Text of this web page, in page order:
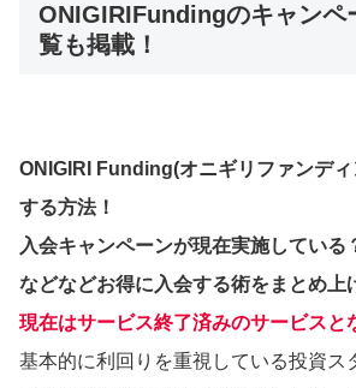
ONIGIRIFundingのキャンペ
覧も掲載！
ONIGIRI Funding(オニギリファンデ
する方法！
入会キャンペーンが現在実施している
などなどお得に入会する術をまとめ上
現在はサービス終了済みのサービスと
基本的に利回りを重視している投資ス